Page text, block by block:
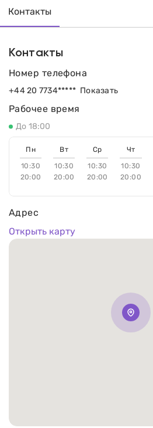
Контакты
Контакты
Адрес
Открыть карту
Рабочее время
До 18:00
Пн
10:30
20:00
Вт
10:30
20:00
Ср
10:30
20:00
Чт
10:30
20:00
Номер телефона
+44 20 7734***** Показать